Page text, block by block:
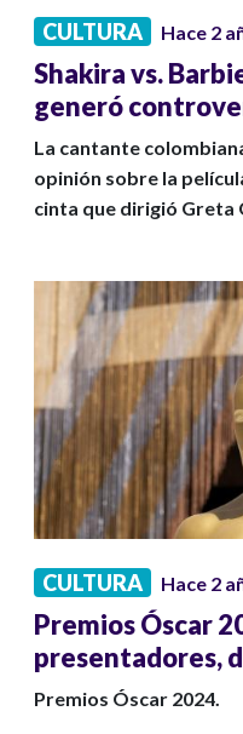
CULTURA Hace 2
Shakira vs.
generó
La cantante
opinión sobre la
cinta que dirigió Greta
CULTURA Hace 2
Premios Óscar
presentadores,
Premios Óscar 2024.